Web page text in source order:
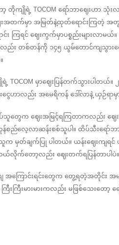
ော့ တိုကျိုရဲ့ TOCOM ရော်ဘာဈေးဟာ သုံ
းအတက်မှာ အမြတ်နဲ့ထုတ်ရောင်းကြတဲ့ အ
း ကြရင် ဈေးကွက်မှာပစ္စည်းများလာမယ်
း တစ်တန်ကို ၁၄၅ ယွမ်တောင်ကျသွားတေ
TOCOM မှာဈေးပြန်တက်သွားပါတယ်။
းငွေဟာလည်း အမေရိကန် ဒေါ်လာနဲ့ ယှဉ်
သူတွေက ဈေးအမြင့်ရကြတာကလည်း
ည်လေ့လာဆန်းစစ်သူပါ။ ထိပ်သီးရော်ဘ
မှတ်ချက်ပြု ပါတယ်။ ယန်းဈေးကျရ
က်တော့လည်း ဈေးတက်ရပြန်တာပါပဲ။
ကြောင်းရင်းတွေက တွေ့ရတဲ့အတိုင်း အမ
းကြီးမားမားကလည်း မဖြစ်သေးတော့